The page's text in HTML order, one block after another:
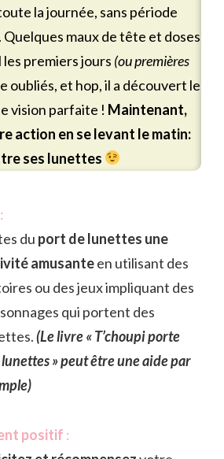
la journée, sans période
Quelques maux de tête et doses
premiers jours (ou premières
oubliés, et hop, il a découvert le
vision parfaite ! Maintenant,
action en se levant le matin:
ses lunettes
:
du port de lunettes une
amusanteen utilisant des
ou des jeux impliquant des
qui portent des
(Le livre « T’choupi porte
lunettes » peut être une aide par
positif :